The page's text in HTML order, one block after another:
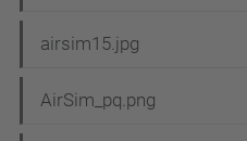
airsim15.jpg
AirSim_pq.png